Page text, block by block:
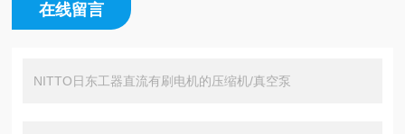
在线留言